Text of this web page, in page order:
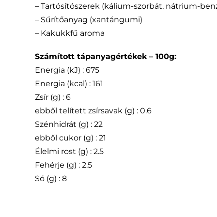
– Tartósítószerek (kálium-szorbát, nátrium-
– Sűrítőanyag (xantángumi)
– Kakukkfű aroma
Számított tápanyagértékek – 100g:
Energia (kJ) : 675
Energia (kcal) : 161
Zsír (g) : 6
ebből telített zsírsavak (g) : 0.6
Szénhidrát (g) : 22
ebből cukor (g) : 21
Élelmi rost (g) : 2.5
Fehérje (g) : 2.5
Só (g) : 8